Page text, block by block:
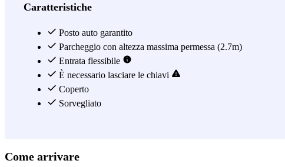
Caratteristiche
Posto auto garantito
Parcheggio con altezza massima permessa (2.7m)
Entrata flessibile
È necessario lasciare le chiavi
Coperto
Sorvegliato
Come arrivare